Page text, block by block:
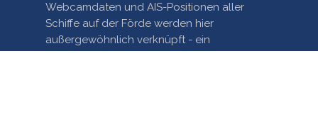
Webcamdaten und AIS-Positionen aller
Schiffe auf der Förde werden hier
außergewöhnlich verknüpft - ein